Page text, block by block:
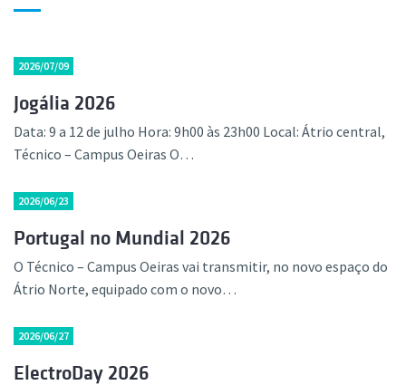
2026/07/09
Jogália 2026
Data: 9 a 12 de julho Hora: 9h00 às 23h00 Local: Átrio central,
Técnico – Campus Oeiras O…
2026/06/23
Portugal no Mundial 2026
O Técnico – Campus Oeiras vai transmitir, no novo espaço do
Átrio Norte, equipado com o novo…
2026/06/27
ElectroDay 2026